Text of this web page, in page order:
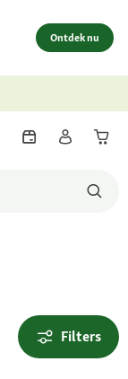
Ontdek nu
Filters